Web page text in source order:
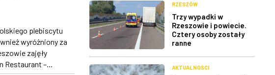
plebiscytu
wyróżniony za
zajęły
Restaurant –...
RZESZÓW
Trzy wypadki w
Rzeszowie i powiecie.
Cztery osoby zostały
ranne
AKTUALNOŚCI